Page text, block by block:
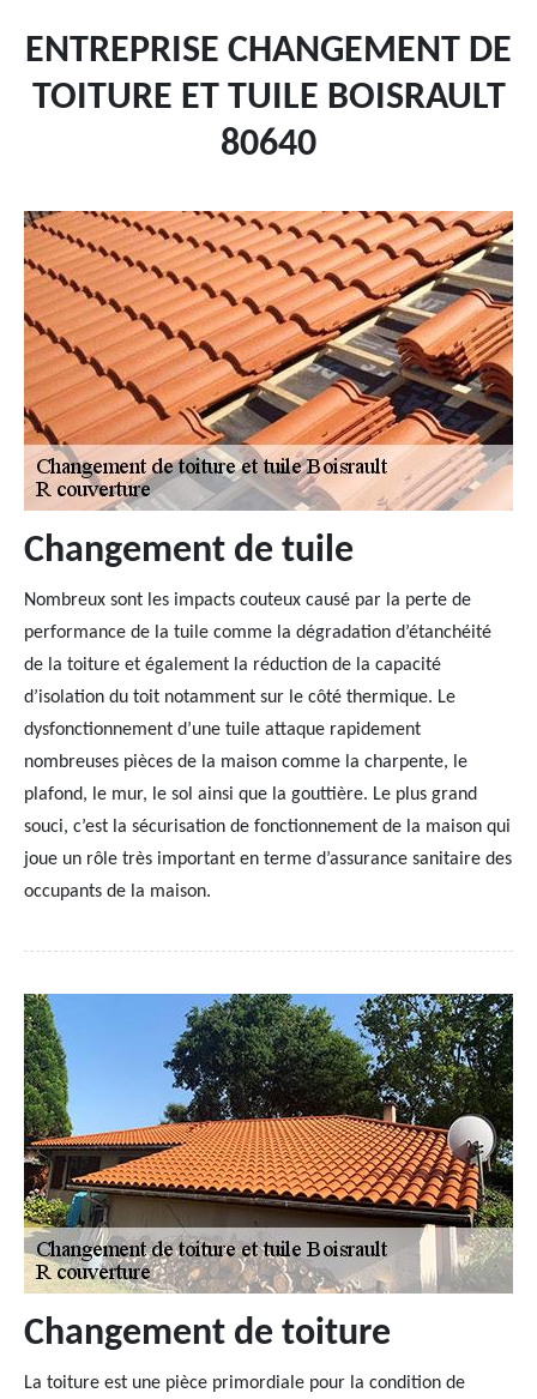
ENTREPRISE CHANGEMENT DE
TOITURE ET TUILE BOISRAULT
80640
Changement de tuile
Nombreux sont les impacts couteux causé par la perte de
performance de la tuile comme la dégradation d’étanchéité
de la toiture et également la réduction de la capacité
d’isolation du toit notamment sur le côté thermique. Le
dysfonctionnement d’une tuile attaque rapidement
nombreuses pièces de la maison comme la charpente, le
plafond, le mur, le sol ainsi que la gouttière. Le plus grand
souci, c’est la sécurisation de fonctionnement de la maison qui
joue un rôle très important en terme d’assurance sanitaire des
occupants de la maison.
Changement de toiture
La toiture est une pièce primordiale pour la condition de